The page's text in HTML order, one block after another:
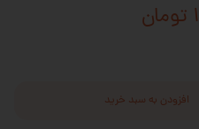
افزودن به سبد خرید